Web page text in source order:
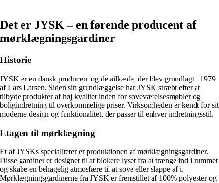
Det er JYSK – en førende producent af
mørklægningsgardiner
Historie
JYSK er en dansk producent og detailkæde, der blev grundlagt i 1979
af Lars Larsen. Siden sin grundlæggelse har JYSK stræbt efter at
tilbyde produkter af høj kvalitet inden for soveværelsesmøbler og
boligindretning til overkommelige priser. Virksomheden er kendt for sit
moderne design og funktionalitet, der passer til enhver indretningsstil.
Etagen til mørklægning
Et af JYSKs specialiteter er produktionen af mørklægningsgardiner.
Disse gardiner er designet til at blokere lyset fra at trænge ind i rummet
og skabe en behagelig atmosfære til at sove eller slappe af i.
Mørklægningsgardinerne fra JYSK er fremstillet af 100% polyester og